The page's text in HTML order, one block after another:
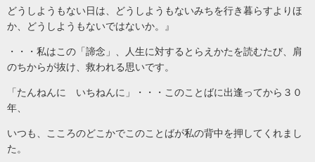
どうしようもない日は、どうしようもないみちを行き暮らすよりほ
か、どうしようもないではないか。』
・・・私はこの「諦念」、人生に対するとらえかたを読むたび、肩
のちからが抜け、救われる思いです。
「たんねんに いちねんに」・・・このことばに出逢ってから３０
年、
いつも、こころのどこかでこのことばが私の背中を押してくれまし
た。